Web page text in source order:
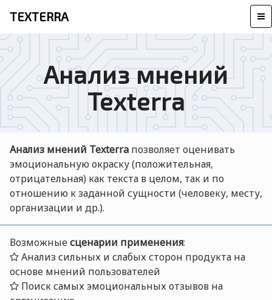
TEXTERRA
Анализ мнений
Texterra
Анализ мнений Texterra позволяет оценивать
эмоциональную окраску (положительная,
отрицательная) как текста в целом, так и по
отношению к заданной сущности (человеку, месту,
организации и др.).
Возможныесценарии применения:
Анализ сильных и слабых сторон продукта на
основе мнений пользователей
Поиск самых эмоциональных отзывов на